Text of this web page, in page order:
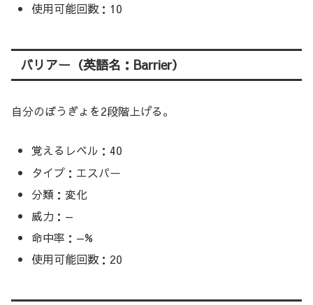
使用可能回数：10
バリアー（英語名：Barrier）
自分のぼうぎょを2段階上げる。
覚えるレベル：40
タイプ：エスパー
分類：変化
威力：—
命中率：—%
使用可能回数：20